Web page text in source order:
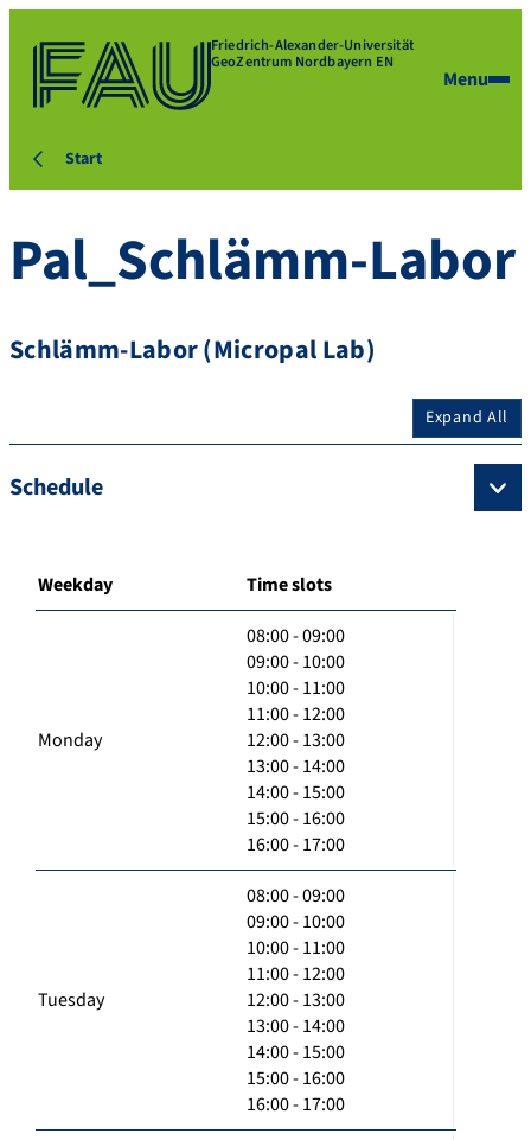
Friedrich-Alexander-Universität
GeoZentrum Nordbayern EN
Menu
Start
Pal_Schlämm-Labor
Schlämm-Labor (Micropal Lab)
Expand All
Schedule
Weekday Time slots
Monday
08:00 - 09:00
09:00 - 10:00
10:00 - 11:00
11:00 - 12:00
12:00 - 13:00
13:00 - 14:00
14:00 - 15:00
15:00 - 16:00
16:00 - 17:00
Tuesday
08:00 - 09:00
09:00 - 10:00
10:00 - 11:00
11:00 - 12:00
12:00 - 13:00
13:00 - 14:00
14:00 - 15:00
15:00 - 16:00
16:00 - 17:00